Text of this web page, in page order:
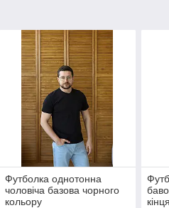
Футболка однотонна
чоловіча базова чорного
кольору